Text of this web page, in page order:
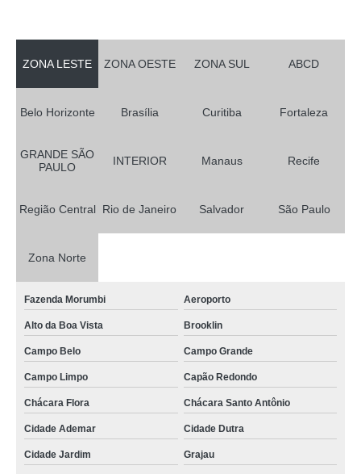
ZONA LESTE ZONA OESTE ZONA SUL ABCD
Belo Horizonte Brasília Curitiba Fortaleza
GRANDE SÃO
PAULO
INTERIOR Manaus Recife
Região Central Rio de Janeiro Salvador São Paulo
Zona Norte
Fazenda Morumbi Aeroporto
Alto da Boa Vista Brooklin
Campo Belo Campo Grande
Campo Limpo Capão Redondo
Chácara Flora Chácara Santo Antônio
Cidade Ademar Cidade Dutra
Cidade Jardim Grajau